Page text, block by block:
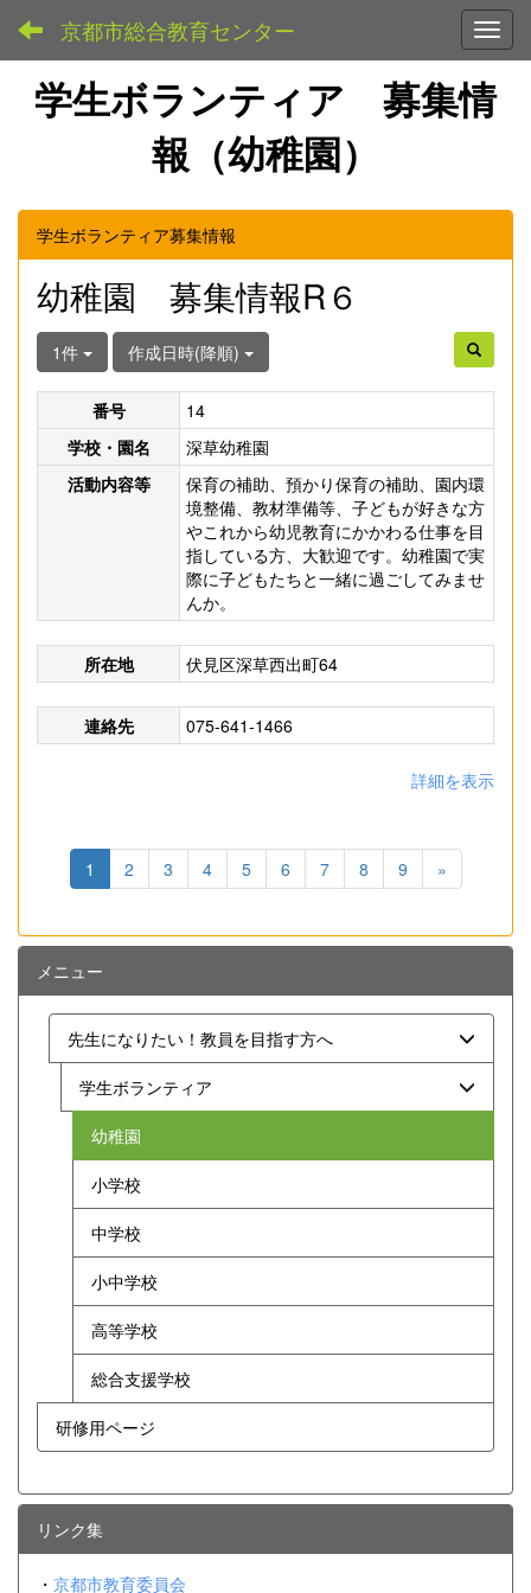
京都市総合教育センター
学生ボランティア 募集情
報（幼稚園）
学生ボランティア募集情報
幼稚園 募集情報R６
1件 作成日時(降順)
番号
14
学校・園名
深草幼稚園
活動内容等
保育の補助、預かり保育の補助、園内環
境整備、教材準備等、子どもが好きな方
やこれから幼児教育にかかわる仕事を目
指している方、大歓迎です。幼稚園で実
際に子どもたちと一緒に過ごしてみませ
んか。
所在地 伏見区深草西出町64
連絡先 075-641-1466
詳細を表示
1 2 3 4 5 6 7 8 9 »
メニュー
先生になりたい！教員を目指す方へ
学生ボランティア
幼稚園
小学校
中学校
小中学校
高等学校
総合支援学校
研修用ページ
リンク集
・ 京都市教育委員会